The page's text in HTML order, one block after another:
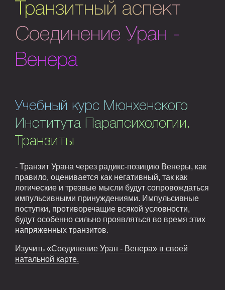
Транзитный аспект
Соединение Уран -
Венера
Учебный курс Мюнхенского
Института Парапсихологии.
Транзиты
- Транзит Урана через радикс-позицию Венеры, как
правило, оценивается как негативный, так как
логические и трезвые мысли будут сопровождаться
импульсивными принуждениями. Импульсивные
поступки, противоречащие всякой условности,
будут особенно сильно проявляться во время этих
напряженных транзитов.
Изучить «Соединение Уран - Венера» в своей
натальной карте.